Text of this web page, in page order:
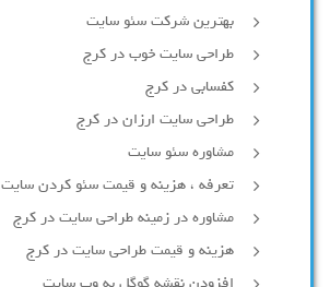
بهترین شرکت سئو سایت
طراحی سایت خوب در کرج
کفسابی در کرج
طراحی سایت ارزان در کرج
مشاوره سئو سایت
تعرفه ، هزینه و قیمت سئو کردن سایت
مشاوره در زمینه طراحی سایت در کرج
هزینه و قیمت طراحی سایت در کرج